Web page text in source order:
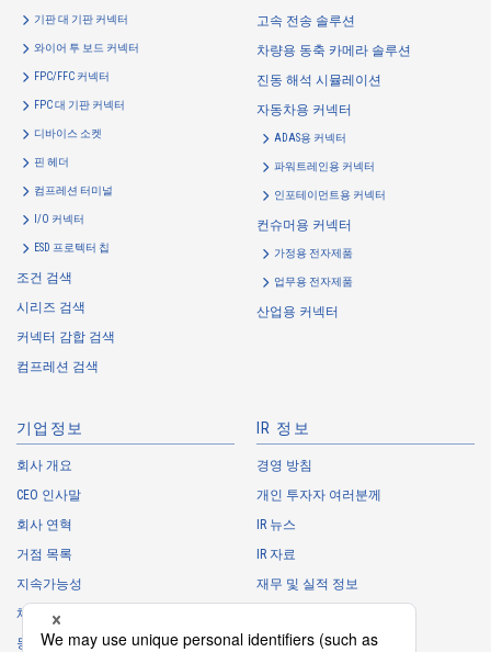
IMSA-10149B-02Y914
고온 적합 Z-Move
고온 적합
IMSA-10149B-04Y913
기판 대 기판 커넥터
와이어 투 보드 커넥터
FPC/FFC 커넥터
FPC 대 기판 커넥터
디바이스 소켓
핀 헤더
컴프레션 터미널
I/O 커넥터
ESD 프로텍터 칩
조건 검색
시리즈 검색
커넥터 감합 검색
컴프레션 검색
고속 전송 솔루션
차량용 동축 카메라 솔루션
진동 해석 시뮬레이션
자동차용 커넥터
ADAS용 커넥터
파워트레인용 커넥터
인포테이먼트용 커넥터
컨슈머용 커넥터
가정용 전자제품
업무용 전자제품
산업용 커넥터
기업정보
회사 개요
CEO 인사말
회사 연혁
거점 목록
지속가능성
채용 정보
동아리
IR 정보
경영 방침
개인 투자자 여러분께
IR 뉴스
IR 자료
재무 및 실적 정보
IR 캘린더